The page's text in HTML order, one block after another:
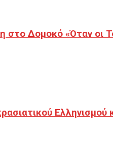
Δομοκό «Όταν οι